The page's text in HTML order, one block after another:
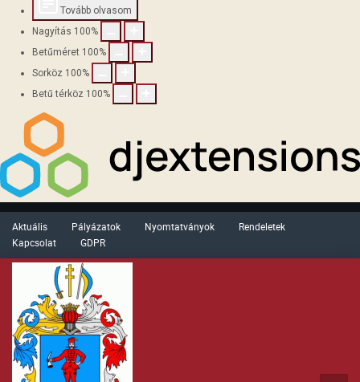
Tovább olvasom
Nagyítás 100%
Betűméret 100%
Sorköz 100%
Betű térköz 100%
Aktuális Pályázatok Nyomtatványok
Rendeletek
Kapcsolat
GDPR